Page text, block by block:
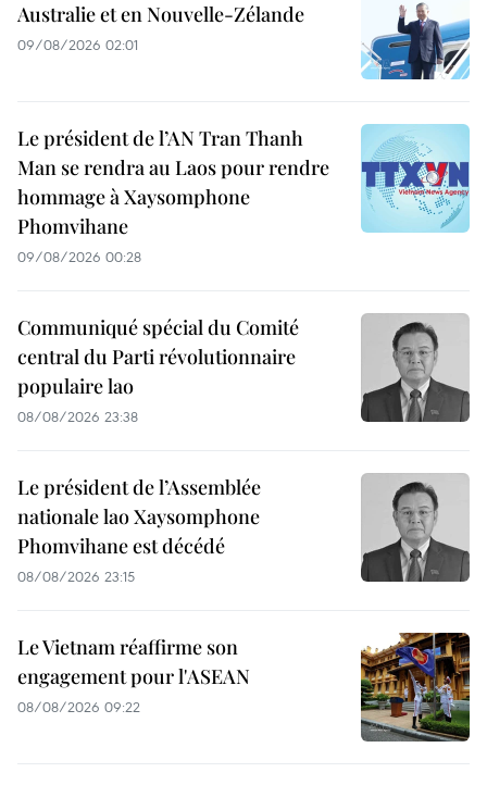
Australie et en Nouvelle-Zélande
09/08/2026 02:01
Le président de l’AN Tran Thanh
Man se rendra au Laos pour rendre
hommage à Xaysomphone
Phomvihane
09/08/2026 00:28
Communiqué spécial du Comité
central du Parti révolutionnaire
populaire lao
08/08/2026 23:38
Le président de l’Assemblée
nationale lao Xaysomphone
Phomvihane est décédé
08/08/2026 23:15
Le Vietnam réaffirme son
engagement pour l'ASEAN
08/08/2026 09:22